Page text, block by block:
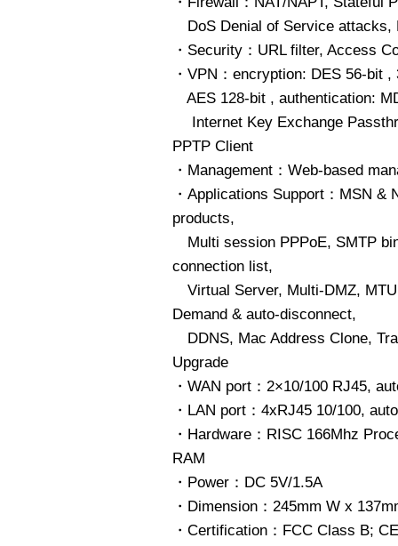
DoS Denial of Service attacks,
・Security：URL filter, Access
・VPN：encryption: DES 56-bit
AES 128-bit , authentication:
Internet Key Exchange
PPTP Client
・Management：Web-based
・Applications Support：MSN &
products,
Multi session PPPoE, SMTP
connection list,
Virtual Server, Multi-DMZ,
Demand & auto-disconnect,
DDNS, Mac Address Clone,
Upgrade
・WAN port：2×10/100 RJ45,
・LAN port：4xRJ45 10/100,
・Hardware：RISC 166Mhz
RAM
・Power：DC 5V/1.5A
・Dimension：245mm W x
・Certification：FCC Class B; CE